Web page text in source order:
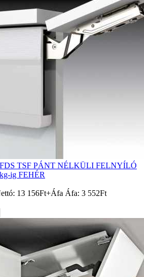
TSF PÁNT NÉLKÜLI FELNYÍLÓ
ig FEHÉR
13 156Ft+Áfa Áfa: 3 552Ft